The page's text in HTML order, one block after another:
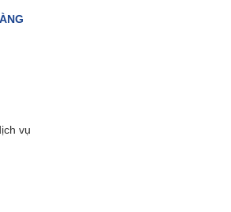
vụ